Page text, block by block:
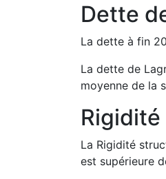
Dette
La dette à fin
La dette de
moyenne de la
La Rigidité
est supérieure